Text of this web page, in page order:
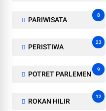
PARIWISATA
8
PERISTIWA
23
POTRET PARLEMEN
9
ROKAN HILIR
12